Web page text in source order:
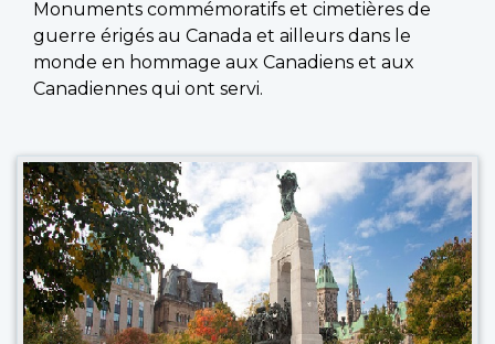
Monuments commémoratifs et cimetières de
guerre érigés au Canada et ailleurs dans le
monde en hommage aux Canadiens et aux
Canadiennes qui ont servi.